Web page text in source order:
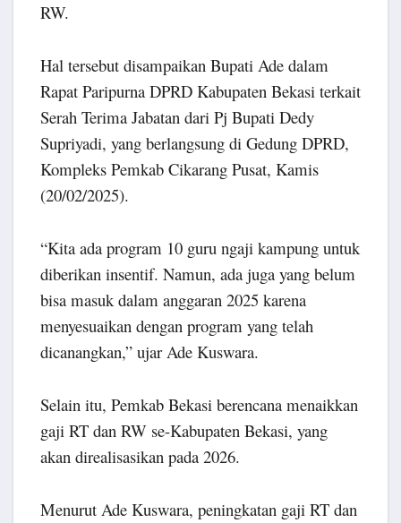
RW.
Hal tersebut disampaikan Bupati Ade dalam
Rapat Paripurna DPRD Kabupaten Bekasi terkait
Serah Terima Jabatan dari Pj Bupati Dedy
Supriyadi, yang berlangsung di Gedung DPRD,
Kompleks Pemkab Cikarang Pusat, Kamis
(20/02/2025).
“Kita ada program 10 guru ngaji kampung untuk
diberikan insentif. Namun, ada juga yang belum
bisa masuk dalam anggaran 2025 karena
menyesuaikan dengan program yang telah
dicanangkan,” ujar Ade Kuswara.
Selain itu, Pemkab Bekasi berencana menaikkan
gaji RT dan RW se-Kabupaten Bekasi, yang
akan direalisasikan pada 2026.
Menurut Ade Kuswara, peningkatan gaji RT dan